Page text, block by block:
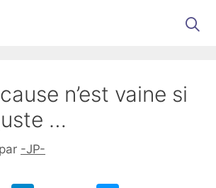
n’est vaine si
…
par -JP-